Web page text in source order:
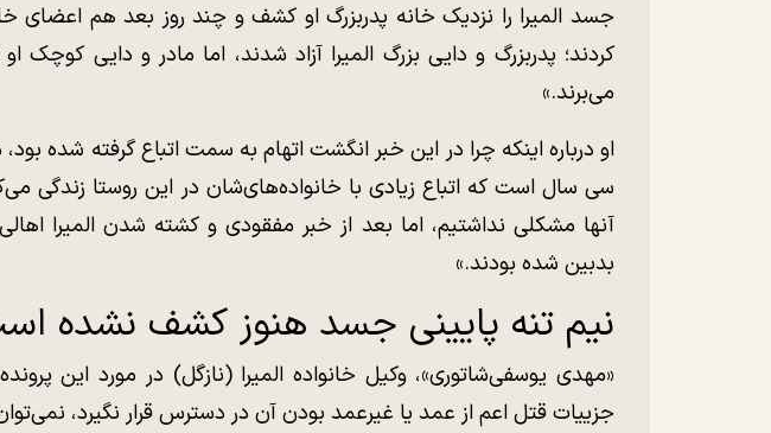
جسد المیرا را نزدیک خانه پدربزرگ او کشف و چند روز بعد هم اعضای
کردند؛ پدربزرگ و دایی بزرگ المیرا آزاد شدند، اما مادر و دایی کوچک
می‌برند.»
او درباره اینکه چرا در این خبر انگشت اتهام به سمت اتباع گرفته شده
سی سال است که اتباع زیادی با خانواده‌های‌شان در این روستا زندگی
آنها مشکلی نداشتیم، اما بعد از خبر مفقودی و کشته شدن المیرا
بدبین شده بودند.»
نیم‌ تنه پایینی جسد هنوز کشف نشده
«مهدی یوسفی‌شاتوری»، وکیل خانواده المیرا (نازگل) در مورد این
جزییات قتل اعم از عمد یا غیرعمد بودن آن در دسترس قرار نگیرد،